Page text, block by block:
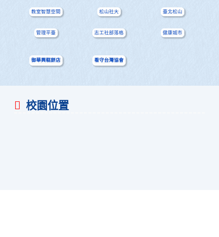
教室智慧空間
管理平臺
松山社大
志工社部落格
臺北松山
健康城市
御華興糕餅店 看守台灣協會
校園位置